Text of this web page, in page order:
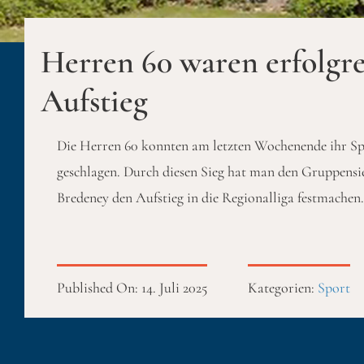
Herren 60 waren
Aufstieg
Die Herren 60 konnten am letzten Wochenende ihr
geschlagen. Durch diesen Sieg hat man den
Bredeney den Aufstieg in die Regionalliga festmachen.
Published On: 14. Juli 2025 Kategorien: Sport